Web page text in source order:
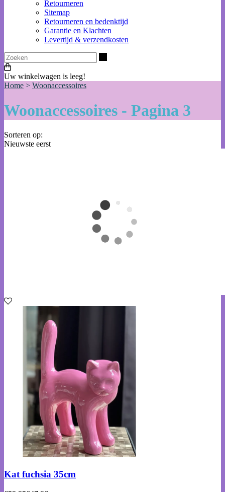
Retourneren
Sitemap
Retourneren en bedenktijd
Garantie en Klachten
Levertijd & verzendkosten
Uw winkelwagen is leeg!
Home > Woonaccessoires
Woonaccessoires - Pagina 3
Sorteren op:
Nieuwste eerst
Kat fuchsia 35cm